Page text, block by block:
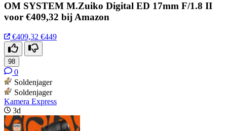
OM SYSTEM M.Zuiko Digital ED 17mm F/1.8 II
voor €409,32 bij Amazon
€409,32 €449
98
0
Soldenjager
Soldenjager
Kamera Express
3d